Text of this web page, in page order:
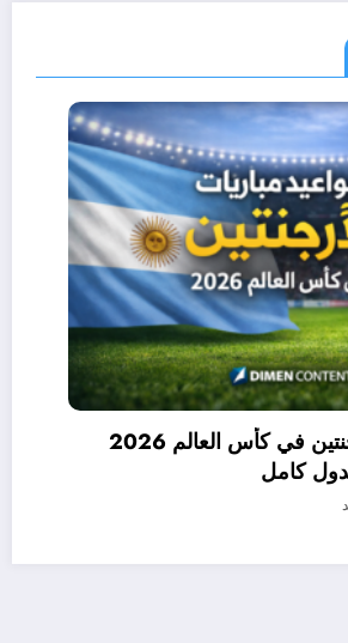
مواعيد مباريات الأرجنتين في كأس العالم 2026
+ جدول كامل